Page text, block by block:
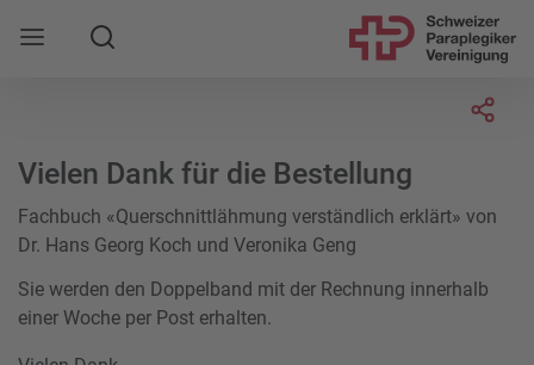
Mobile Navigation öffnen
Suche
Vielen Dank für die Bestellung
Fachbuch «Querschnittlähmung verständlich erklärt» von
Dr. Hans Georg Koch und Veronika Geng
Sie werden den Doppelband mit der Rechnung innerhalb
einer Woche per Post erhalten.